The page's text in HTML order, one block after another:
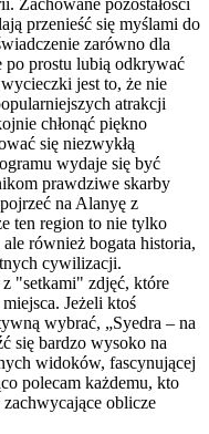
Zachowane pozostałości
przenieść się myślami do
zarówno dla
po prostu lubią odkrywać
jest to, że nie
atrakcji
chłonąć piękno
się niezwykłą
wydaje się być
prawdziwe skarby
na Alanyę z
ten region to nie tylko
również bogata historia,
cywilizacji.
"setkami" zdjęć, które
Jeżeli ktoś
wybrać, „Syedra – na
się bardzo wysoko na
widoków, fascynującej
polecam każdemu, kto
oblicze